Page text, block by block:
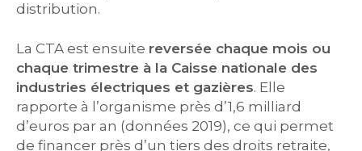
distribution.
La CTA est ensuite reversée chaque mois ou
chaque trimestre à la Caisse nationale des
industries électriques et gazières. Elle
rapporte à l’organisme près d’1,6 milliard
d’euros par an (données 2019), ce qui permet
de financer près d’un tiers des droits retraite,